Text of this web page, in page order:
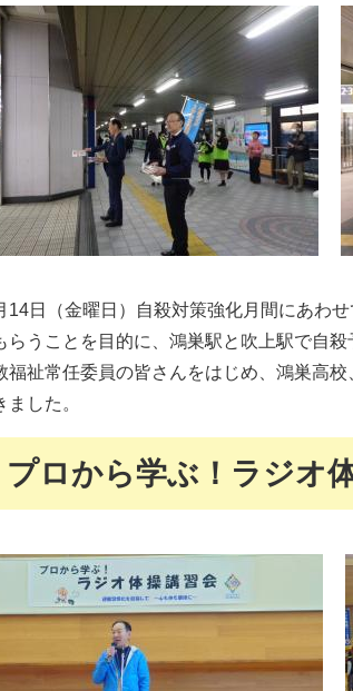
14日（金曜日）自殺対策強化月間にあわ
らうことを目的に、鴻巣駅と吹上駅で自
福祉常任委員の皆さんをはじめ、鴻巣高
ました。
プロから学ぶ！ラジオ